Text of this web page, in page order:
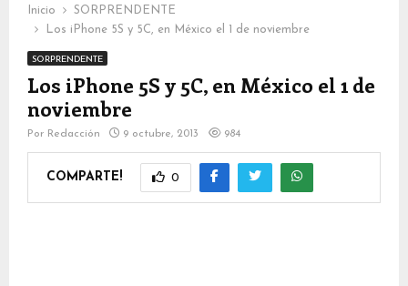
Inicio
SORPRENDENTE
Los iPhone 5S y 5C, en México el 1 de noviembre
SORPRENDENTE
Los iPhone 5S y 5C, en México el 1 de
noviembre
Por Redacción 9 octubre, 2013 984
COMPARTE! 0